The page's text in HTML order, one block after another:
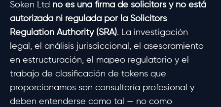
Soken Ltd no es una firma de solicitors y no está
autorizada ni regulada por la Solicitors
Regulation Authority (SRA). La investigación
legal, el análisis jurisdiccional, el asesoramiento
en estructuración, el mapeo regulatorio y el
trabajo de clasificación de tokens que
proporcionamos son consultoría profesional y
deben entenderse como tal — no como